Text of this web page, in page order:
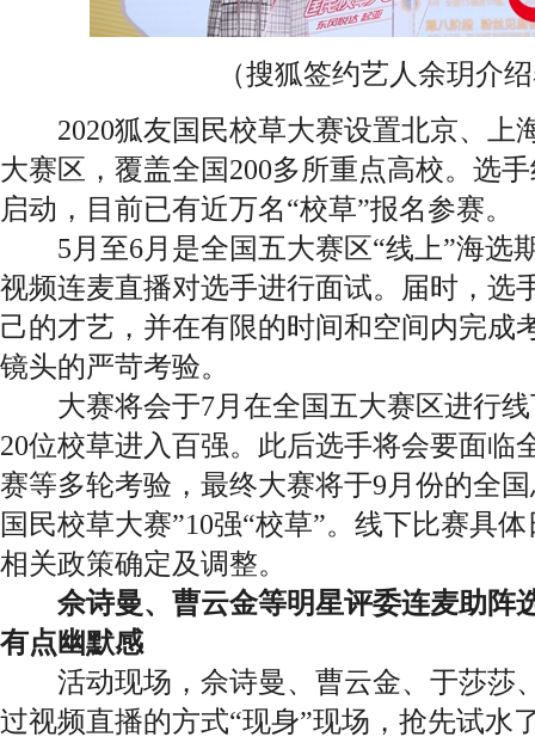
（搜狐签约艺人余玥介
2020狐友国民校草大赛设置北京、上
大赛区，覆盖全国200多所重点高校。选
启动，目前已有近万名“校草”报名参赛。
5月至6月是全国五大赛区“线上”海选
视频连麦直播对选手进行面试。届时，选
己的才艺，并在有限的时间和空间内完成
镜头的严苛考验。
大赛将会于7月在全国五大赛区进行线
20位校草进入百强。此后选手将会要面临
赛等多轮考验，最终大赛将于9月份的全
国民校草大赛”10强“校草”。线下比赛具
相关政策确定及调整。
佘诗曼、曹云金等明星评委连麦助
有点幽默感
活动现场，佘诗曼、曹云金、于莎莎
过视频直播的方式“现身”现场，抢先试水